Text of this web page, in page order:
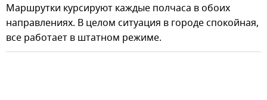
Маршрутки курсируют каждые полчаса в обоих
направлениях. В целом ситуация в городе спокойная,
все работает в штатном режиме.